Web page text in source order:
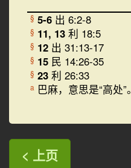
§ 5-6 出 6:2-8
§ 11, 13 利 18:5
§ 12 出 31:13-17
§ 15 民 14:26-35
§ 23 利 26:33
a 巴麻，意思是“高处”。
< 上页